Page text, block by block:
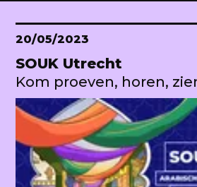
20/05/2023
SOUK Utrecht
Kom proeven, horen,